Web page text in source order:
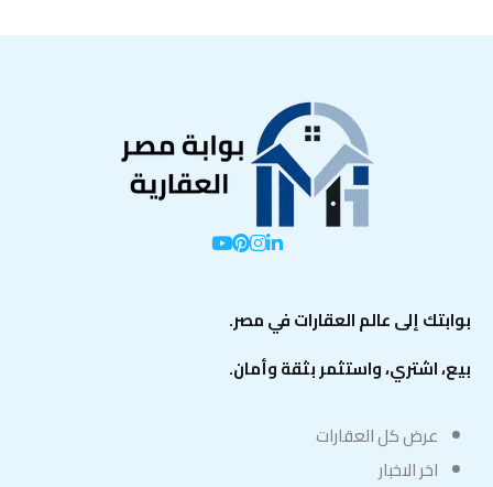
بوابتك إلى عالم العقارات في مصر.
بيع، اشتري، واستثمر بثقة وأمان.
عرض كل العقارات
اخر الاخبار